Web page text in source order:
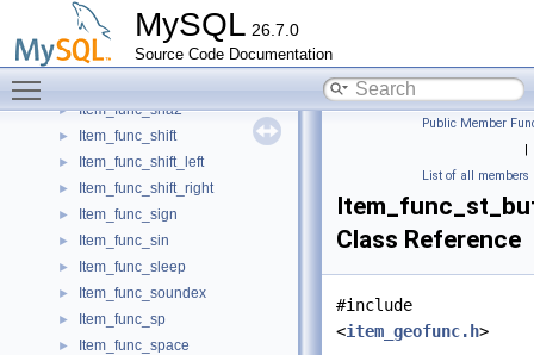
MySQL 26.7.0
Source Code Documentation
Item_func_sec_to_time
Item_func_second
► Item_func_set_collation
► Item_func_sha2
► Item_func_shift
► Item_func_shift_left
► Item_func_shift_right
► Item_func_sign
► Item_func_sin
► Item_func_sleep
► Item_func_soundex
► Item_func_sp
► Item_func_space
Public Member
|
List of all members
Class Reference
#include
<item_geofunc.h>